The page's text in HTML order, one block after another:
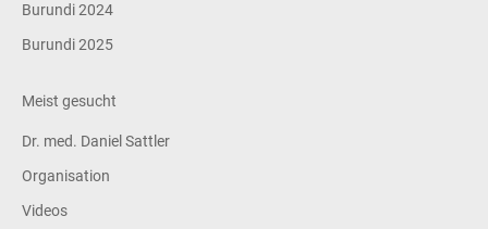
Burundi 2024
Burundi 2025
Meist gesucht
Dr. med. Daniel Sattler
Organisation
Videos